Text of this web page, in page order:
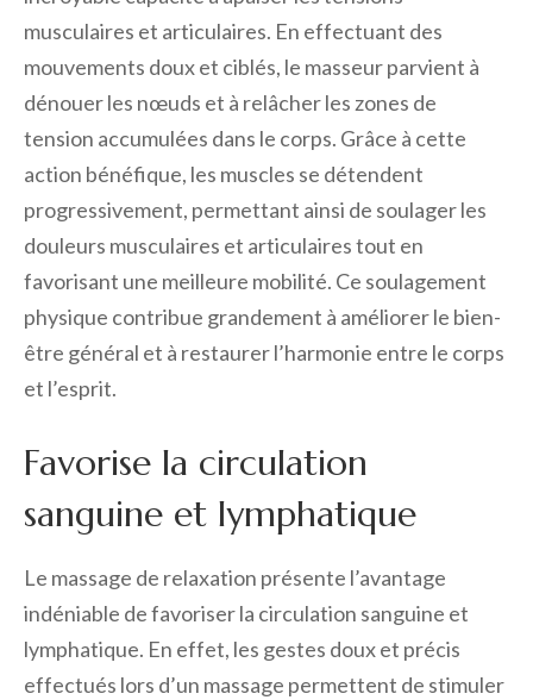
musculaires et articulaires. En effectuant des
mouvements doux et ciblés, le masseur parvient à
dénouer les nœuds et à relâcher les zones de
tension accumulées dans le corps. Grâce à cette
action bénéfique, les muscles se détendent
progressivement, permettant ainsi de soulager les
douleurs musculaires et articulaires tout en
favorisant une meilleure mobilité. Ce soulagement
physique contribue grandement à améliorer le bien-
être général et à restaurer l’harmonie entre le corps
et l’esprit.
Favorise la circulation
sanguine et lymphatique
Le massage de relaxation présente l’avantage
indéniable de favoriser la circulation sanguine et
lymphatique. En effet, les gestes doux et précis
effectués lors d’un massage permettent de stimuler